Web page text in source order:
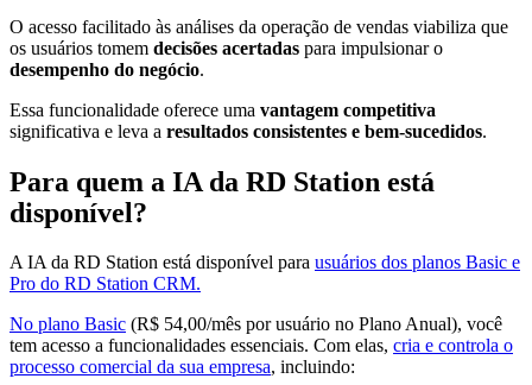
O acesso facilitado às análises da operação de vendas viabiliza que
os usuários tomem decisões acertadas para impulsionar o
desempenho do negócio.
Essa funcionalidade oferece uma vantagem competitiva
significativa e leva a resultados consistentes e bem-sucedidos.
Para quem a IA da RD Station está
disponível?
A IA da RD Station está disponível para usuários dos planos Basic e
Pro do RD Station CRM.
No plano Basic (R$ 54,00/mês por usuário no Plano Anual), você
tem acesso a funcionalidades essenciais. Com elas, cria e controla o
processo comercial da sua empresa, incluindo: